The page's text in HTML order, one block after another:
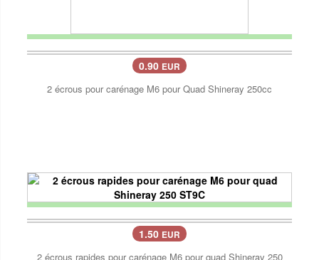
0.90 EUR
2 écrous pour carénage M6 pour Quad Shineray 250cc
1.50 EUR
2 écrous rapides pour carénage M6 pour quad Shineray 250